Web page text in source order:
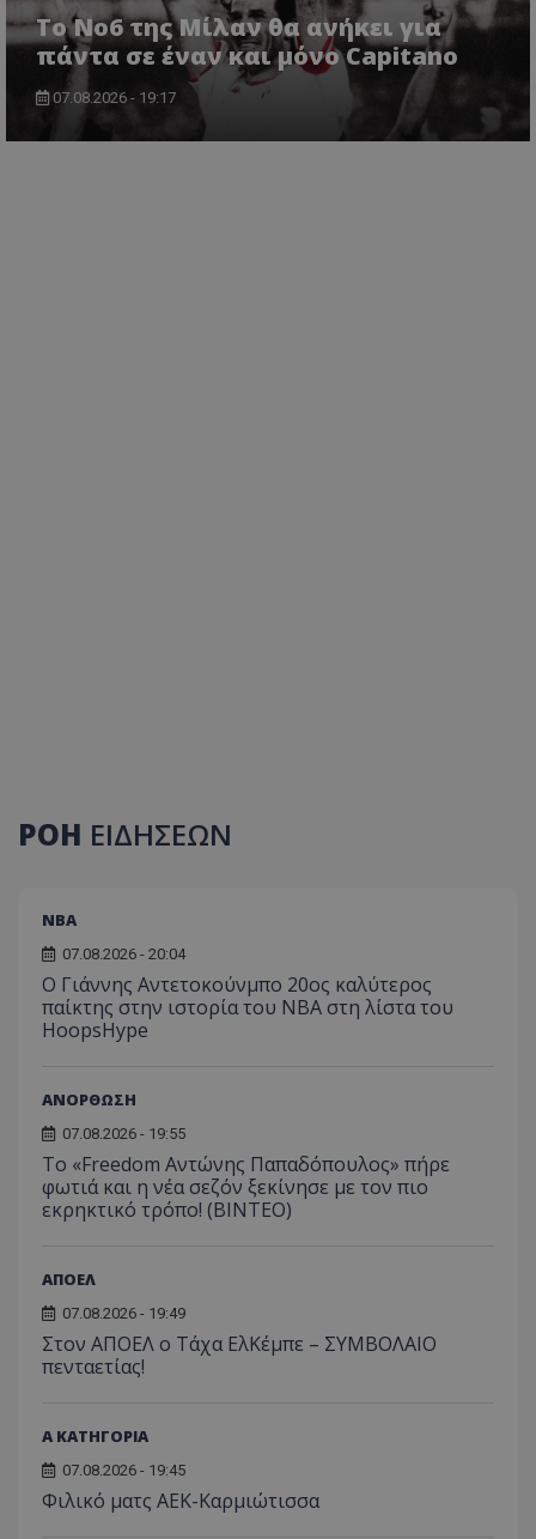
Το No6 της Μίλαν θα ανήκει για
πάντα σε έναν και μόνο Capitano
07.08.2026 - 19:17
ΡΟΗ ΕΙΔΗΣΕΩΝ
NBA
07.08.2026 - 20:04
Ο Γιάννης Αντετοκούνμπο 20ος καλύτερος
παίκτης στην ιστορία του NBA στη λίστα του
HoopsHype
ΑΝΟΡΘΩΣΗ
07.08.2026 - 19:55
Το «Freedom Αντώνης Παπαδόπουλος» πήρε
φωτιά και η νέα σεζόν ξεκίνησε με τον πιο
εκρηκτικό τρόπο! (ΒΙΝΤΕΟ)
ΑΠΟΕΛ
07.08.2026 - 19:49
Στον ΑΠΟΕΛ ο Τάχα ΕλΚέμπε – ΣΥΜΒΟΛΑΙΟ
πενταετίας!
Α ΚΑΤΗΓΟΡΙΑ
07.08.2026 - 19:45
Φιλικό ματς ΑΕΚ-Καρμιώτισσα